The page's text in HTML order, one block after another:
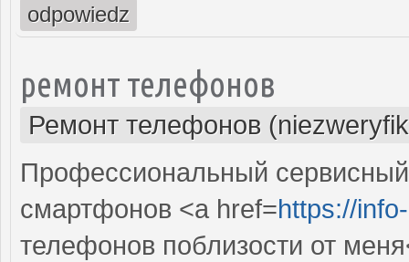
odpowiedz
ремонт телефонов
Ремонт телефонов
Профессиональный
смартфонов <a href=https://
телефонов поблизости от